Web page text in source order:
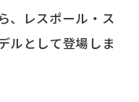
、レスポール・ス
ルとして登場しま